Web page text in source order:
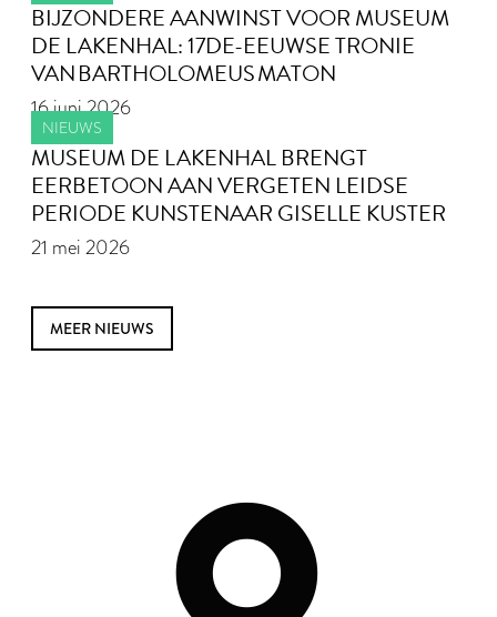
BIJZONDERE AANWINST VOOR MUSEUM
DE LAKENHAL: 17DE-EEUWSE TRONIE
VAN BARTHOLOMEUS MATON
16 juni 2026
NIEUWS
MUSEUM DE LAKENHAL BRENGT
EERBETOON AAN VERGETEN LEIDSE
PERIODE KUNSTENAAR GISELLE KUSTER
21 mei 2026
MEER NIEUWS